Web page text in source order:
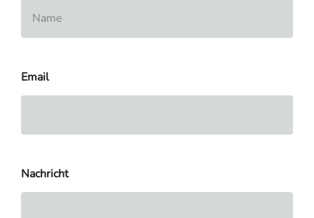
Email
Nachricht